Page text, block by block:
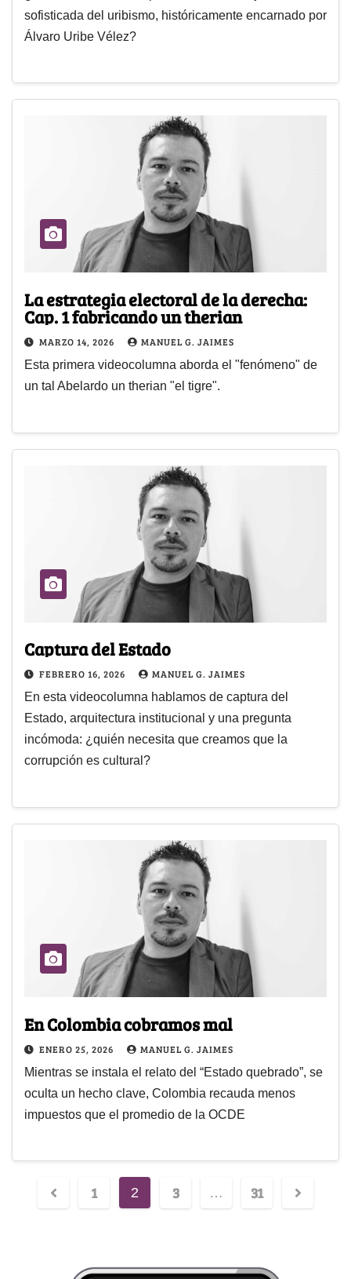
sofisticada del uribismo, históricamente encarnado por
Álvaro Uribe Vélez?
La estrategia electoral de la derecha:
Cap. 1 fabricando un therian
MARZO 14, 2026 MANUEL G. JAIMES
Esta primera videocolumna aborda el "fenómeno" de
un tal Abelardo un therian "el tigre".
Captura del Estado
FEBRERO 16, 2026 MANUEL G. JAIMES
En esta videocolumna hablamos de captura del
Estado, arquitectura institucional y una pregunta
incómoda: ¿quién necesita que creamos que la
corrupción es cultural?
En Colombia cobramos mal
ENERO 25, 2026 MANUEL G. JAIMES
Mientras se instala el relato del “Estado quebrado”, se
oculta un hecho clave, Colombia recauda menos
impuestos que el promedio de la OCDE
1 2 3 … 31